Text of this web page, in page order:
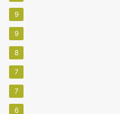
9
9
8
7
7
6